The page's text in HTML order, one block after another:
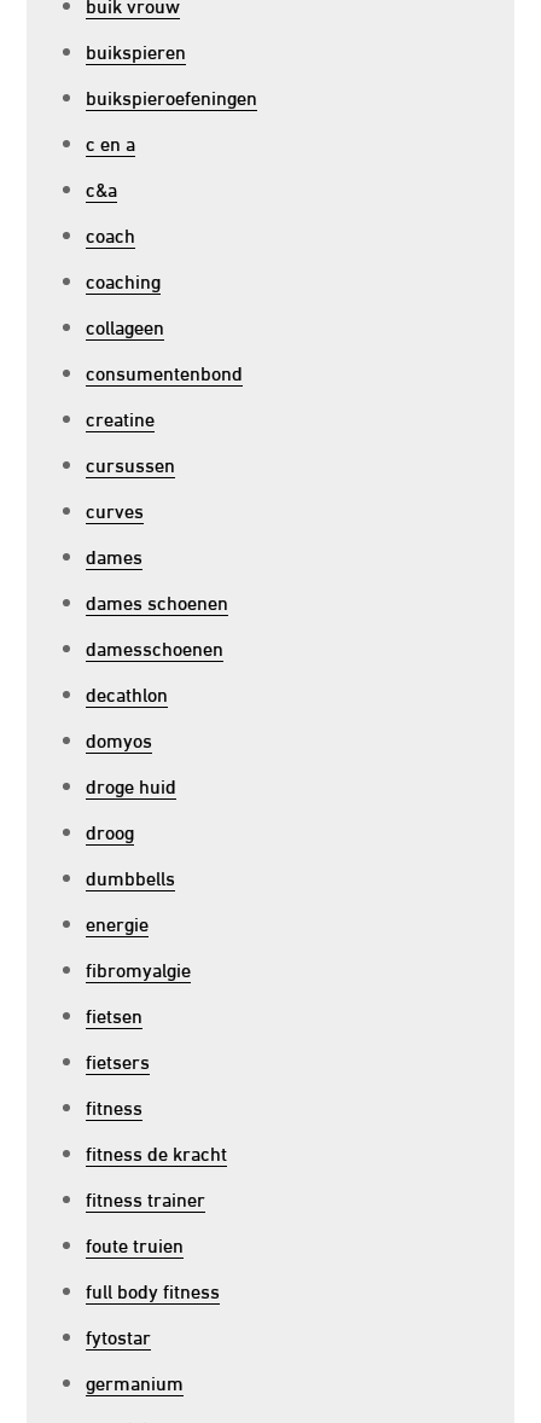
buikspieren
buikspieroefeningen
c en a
c&a
coach
coaching
collageen
consumentenbond
creatine
cursussen
curves
dames
dames schoenen
damesschoenen
decathlon
domyos
droge huid
droog
dumbbells
energie
fibromyalgie
fietsen
fietsers
fitness
fitness de kracht
fitness trainer
foute truien
full body fitness
fytostar
germanium